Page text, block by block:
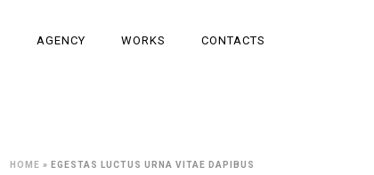
AGENCY WORKS CONTACTS
HOME » EGESTAS LUCTUS URNA VITAE DAPIBUS